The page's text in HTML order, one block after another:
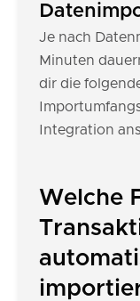
Je nach
Minuten
dir die
Integration
Welche